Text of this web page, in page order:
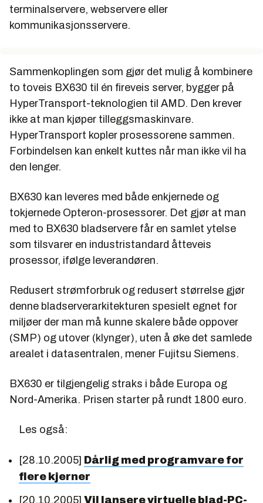
terminalservere, webservere eller
kommunikasjonsservere.
Sammenkoplingen som gjør det mulig å kombinere
to toveis BX630 til én fireveis server, bygger på
HyperTransport-teknologien til AMD. Den krever
ikke at man kjøper tilleggsmaskinvare.
HyperTransport kopler prosessorene sammen.
Forbindelsen kan enkelt kuttes når man ikke vil ha
den lenger.
BX630 kan leveres med både enkjernede og
tokjernede Opteron-prosessorer. Det gjør at man
med to BX630 bladservere får en samlet ytelse
som tilsvarer en industristandard åtteveis
prosessor, ifølge leverandøren.
Redusert strømforbruk og redusert størrelse gjør
denne bladserverarkitekturen spesielt egnet for
miljøer der man må kunne skalere både oppover
(SMP) og utover (klynger), uten å øke det samlede
arealet i datasentralen, mener Fujitsu Siemens.
BX630 er tilgjengelig straks i både Europa og
Nord-Amerika. Prisen starter på rundt 1800 euro.
Les også:
[28.10.2005] Dårlig med programvare for
flere kjerner
[20.10.2005] Vil lansere virtuelle blad-PC-